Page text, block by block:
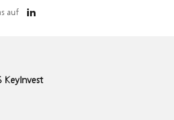
auf
KeyInvest